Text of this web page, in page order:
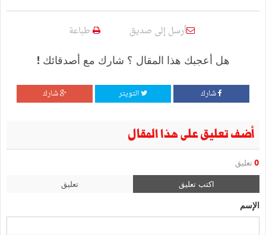
أرسل إلى صديق طباعة
هل أعجبك هذا المقال ؟ شارك مع أصدقائك !
شارك التويتر شارك
أضف تعليق على هذا المقال
0 تعليق
اكتب تعليق تعليق
الإسم